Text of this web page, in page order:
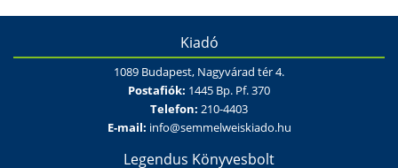
Kiadó
1089 Budapest, Nagyvárad tér 4.
Postafiók: 1445 Bp. Pf. 370
Telefon: 210-4403
E-mail: info@semmelweiskiado.hu
Legendus Könyvesbolt